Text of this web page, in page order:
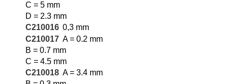
C = 5 mm
D = 2.3 mm
C210016 0,3 mm
C210017 A = 0.2 mm
B = 0.7 mm
C = 4.5 mm
C210018 A = 3.4 mm